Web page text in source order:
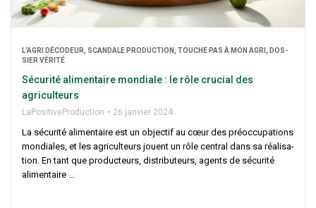
L’A­GRI DÉCO­DEUR, SCAN­DALE PRO­DUC­TION, TOUCHE PAS À MON AGRI, DOS­
SIER VÉRITÉ
Sécu­ri­té ali­men­taire mon­diale : le rôle cru­cial des
agriculteurs
LaPo­si­ti­ve­Pro­duc­tion 26 jan­vier 2024
La sécu­ri­té ali­men­taire est un objec­tif au cœur des pré­oc­cu­pa­tions
mon­diales, et les agri­cul­teurs jouent un rôle cen­tral dans sa réa­li­sa­
tion. En tant que pro­duc­teurs, dis­tri­bu­teurs, agents de sécu­ri­té
alimentaire …